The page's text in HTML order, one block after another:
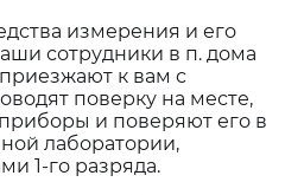
измерения и его
сотрудники в п. дома
к вам с
поверку на месте,
и поверяют его в
лаборатории,
1-го разряда.